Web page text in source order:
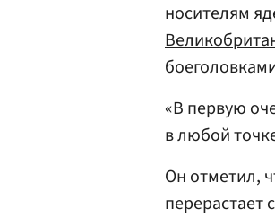
носителям
«В первую
в любой
Он отметил,
перерастает